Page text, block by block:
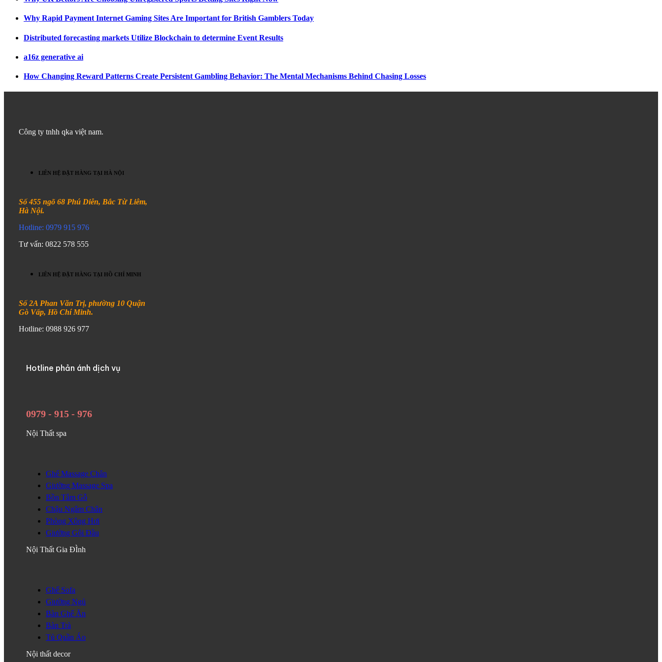
Why Rapid Payment Internet Gaming Sites Are Important for British Gamblers Today
Distributed forecasting markets Utilize Blockchain to determine Event Results
a16z generative ai
How Changing Reward Patterns Create Persistent Gambling Behavior: The Mental Mechanisms Behind Chasing Losses
Công ty tnhh qka việt nam.
LIÊN HỆ ĐẶT HÀNG TẠI HÀ NỘI
Số 455 ngõ 68 Phú Diễn, Bắc Từ Liêm,
Hà Nội.
Hotline: 0979 915 976
Tư vấn: 0822 578 555
LIÊN HỆ ĐẶT HÀNG TẠI HỒ CHÍ MINH
Số 2A Phan Văn Trị, phường 10 Quận
Gò Vấp, Hồ Chí Minh.
Hotline: 0988 926 977
Hotline phản ánh dịch vụ
0979 - 915 - 976
Nội Thất spa
Ghế Massage Chân
Giường Massage Spa
Bồn Tắm Gỗ
Chậu Ngâm Chân
Phòng Xông Hơi
Giường Gội Đầu
Nội Thất Gia ĐÌnh
Ghế Sofa
Giường Ngủ
Bàn Ghế Ăn
Bàn Trà
Tủ Quần Áo
Nội thất decor